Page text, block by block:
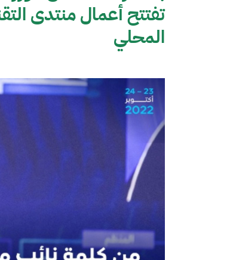
المحلي